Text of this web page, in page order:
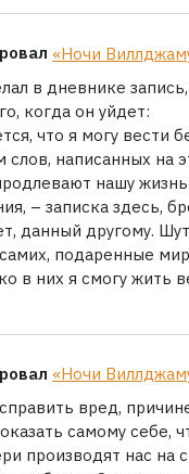
«Ночи
в дневнике
когда он уйдет:
что я могу вести
слов, написанных на
нашу
– записка здесь,
данный другому.
подаренные
в них я смогу жить
«Ночи
вред,
самому себе,
производят нас на